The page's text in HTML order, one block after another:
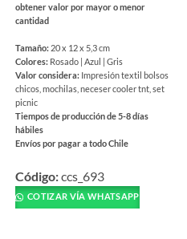
obtener valor por mayor o menor
cantidad
Tamaño: 20 x 12 x 5,3 cm
Colores: Rosado | Azul | Gris
Valor considera: Impresión textil bolsos
chicos, mochilas, neceser cooler tnt, set
picnic
Tiempos de producción de 5-8 días
hábiles
Envíos por pagar a todo Chile
producto
tiene
múltiples
Código:ccs_693
COTIZAR VÍA WHATSAPP